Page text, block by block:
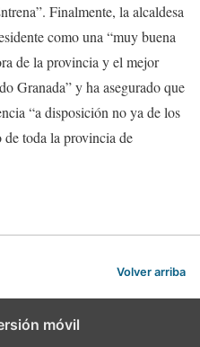
Finalmente, la alcaldesa
como una “muy buena
de la provincia y el mejor
Granada” y ha asegurado que
“a disposición no ya de los
toda la provincia de
Volver arriba
móvil